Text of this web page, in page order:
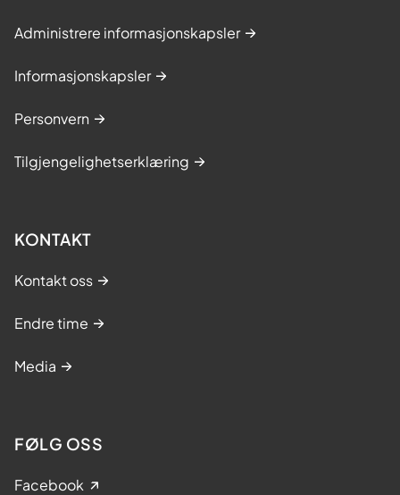
Administrere informasjonskapsler
Informasjonskapsler
Personvern
Tilgjengelighetserklæring
KONTAKT
Kontakt oss
Endre time
Media
FØLG OSS
Facebook